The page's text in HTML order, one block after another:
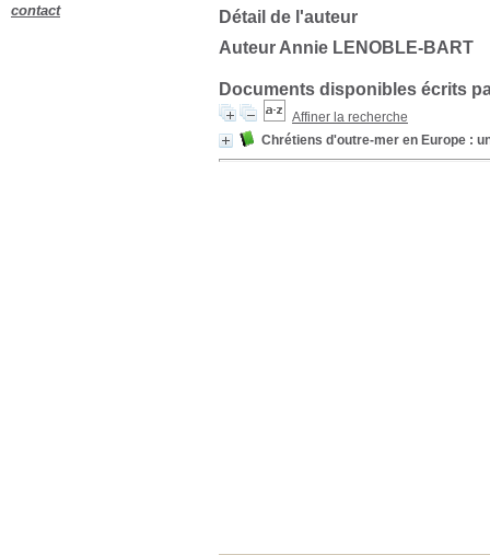
Détail de l'auteur
Auteur Annie LENOBLE-BART
Documents disponibles écrits
Affiner la recherche
Chrétiens d'outre-mer en Europe :
contact